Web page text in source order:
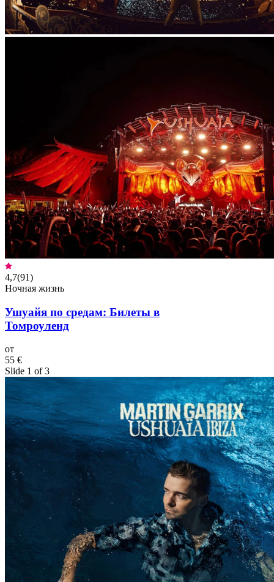
4,7(91)
Ночная жизнь
Ушуайя по средам: Билеты в
Томроуленд
от
55 €
Slide 1 of 3